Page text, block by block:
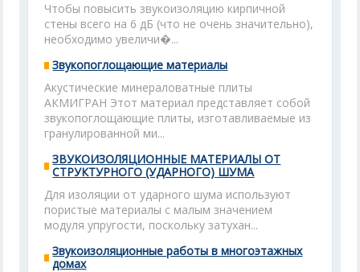
Чтобы повысить звукоизоляцию кирпичной
стены всего на 6 дБ (что не очень значительно),
необходимо увеличи�...
Звукопоглощающие материалы
Акустические минераловатные плиты
АКМИГРАН Этот материал представляет собой
звуко­поглощающие плиты, изготавливаемые из
гранулированной ми...
ЗВУКОИЗОЛЯЦИОННЫЕ МАТЕРИАЛЫ ОТ
СТРУКТУРНОГО (УДАРНОГО) ШУМА
Для изоляции от ударного шума используют
пористые материалы с малым значением
модуля упругости, поскольку затухан...
Звукоизоляционные работы в многоэтажных
домах